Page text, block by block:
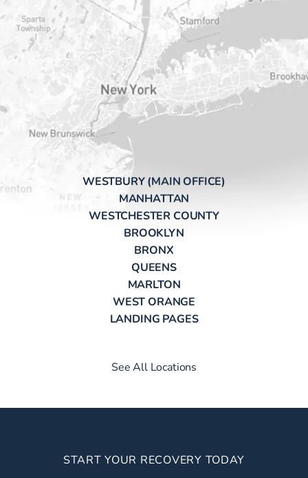
WESTBURY (MAIN OFFICE)
MANHATTAN
WESTCHESTER COUNTY
BROOKLYN
BRONX
QUEENS
MARLTON
WEST ORANGE
LANDING PAGES
See All Locations
START YOUR RECOVERY TODAY